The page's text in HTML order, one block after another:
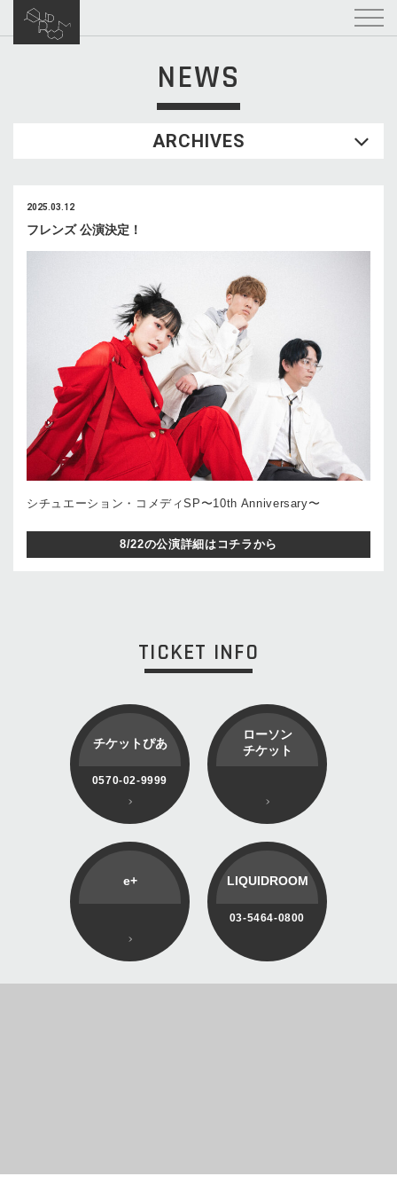
NEWS
ARCHIVES
2025.03.12
フレンズ 公演決定！
シチュエーション・コメディSP〜10th Anniversary〜
8/22の公演詳細はコチラから
TICKET INFO
チケットぴあ
0570-02-9999
ローソン
チケット
e+ LIQUIDROOM
03-5464-0800